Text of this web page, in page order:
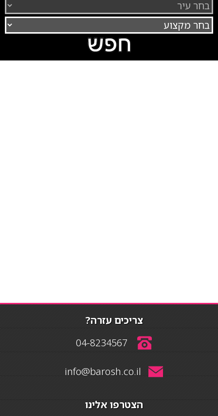
צריכים עזרה?
04-8234567
info@barosh.co.il
הצטרפו אלינו